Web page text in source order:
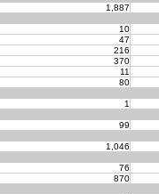
1,887
10
47
216
370
11
80
1
99
1,046
76
870